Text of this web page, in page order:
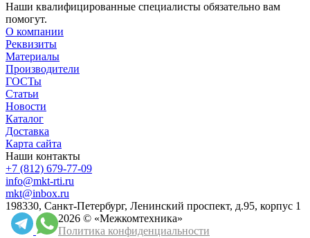
Наши квалифицированные специалисты обязательно вам
помогут.
О компании
Реквизиты
Материалы
Производители
ГОСТы
Статьи
Новости
Каталог
Доставка
Карта сайта
Наши контакты
+7 (812) 679-77-09
info@mkt-rti.ru
mkt@inbox.ru
198330, Санкт-Петербург, Ленинский проспект, д.95, корпус 1
2026 © «Межкомтехника»
Политика конфиденциальности